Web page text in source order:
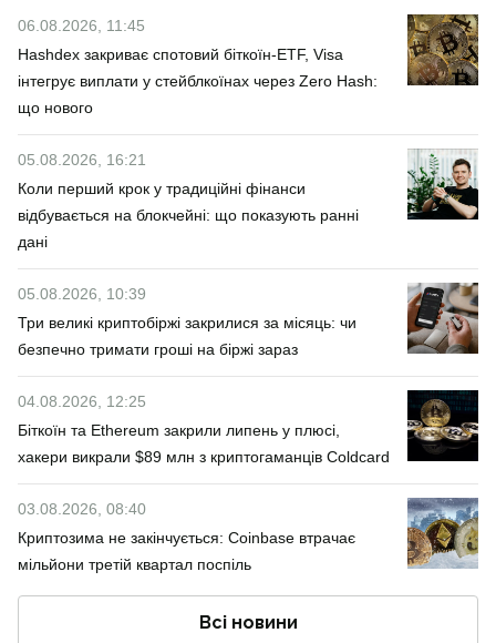
06.08.2026, 11:45
Hashdex закриває спотовий біткоїн-ETF, Visa
інтегрує виплати у стейблкоїнах через Zero Hash:
що нового
05.08.2026, 16:21
Коли перший крок у традиційні фінанси
відбувається на блокчейні: що показують ранні
дані
05.08.2026, 10:39
Три великі криптобіржі закрилися за місяць: чи
безпечно тримати гроші на біржі зараз
04.08.2026, 12:25
Біткоїн та Ethereum закрили липень у плюсі,
хакери викрали $89 млн з криптогаманців Coldcard
03.08.2026, 08:40
Криптозима не закінчується: Coinbase втрачає
мільйони третій квартал поспіль
Всі новини